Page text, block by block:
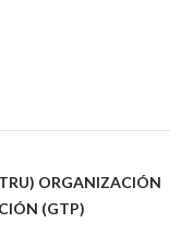
ORGANIZACIÓN
(GTP)